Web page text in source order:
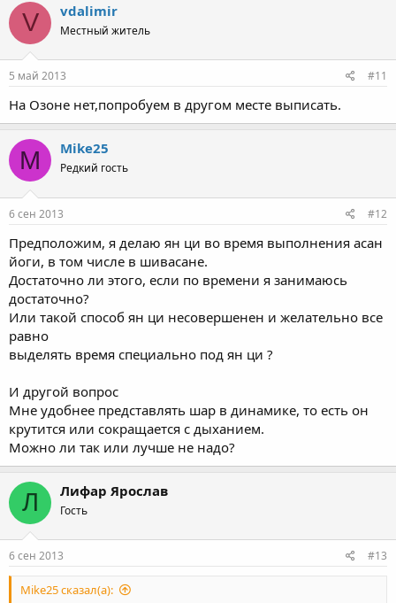
V vdalimir
Местный житель
5 май 2013 #11
На Озоне нет,попробуем в другом месте выписать.
M Mike25
Редкий гость
6 сен 2013 #12
Предположим, я делаю ян ци во время выполнения асан
йоги, в том числе в шивасане.
Достаточно ли этого, если по времени я занимаюсь
достаточно?
Или такой способ ян ци несовершенен и желательно все
равно
выделять время специально под ян ци ?
И другой вопрос
Мне удобнее представлять шар в динамике, то есть он
крутится или сокращается с дыханием.
Можно ли так или лучше не надо?
Л Лифар Ярослав
Гость
6 сен 2013 #13
Mike25 сказал(а):